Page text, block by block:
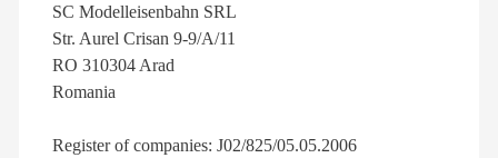
SC Modelleisenbahn SRL
Str. Aurel Crisan 9-9/A/11
RO 310304 Arad
Romania
Register of companies: J02/825/05.05.2006